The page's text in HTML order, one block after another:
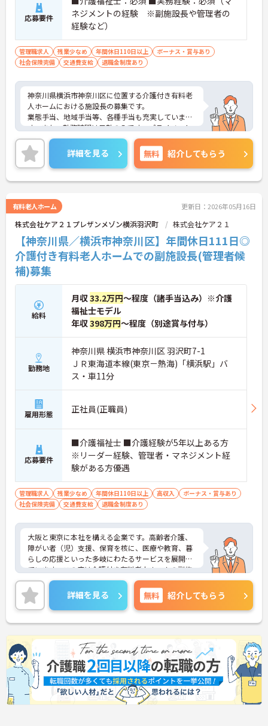
応募要件
ネジメントの経験 ※副施設長や管理者の
経験など）
管理職求人 残業少なめ 年間休日110日以上
ボーナス・賞与あり
社会保険完備
交通費支給 退職金制度あり
神奈川県横浜市神奈川区に位置する介護付き有料老
人ホームにおける施設長の募集です。
業態手当、地域手当等、各種手当も充実していま
す。また、勤務時間は日勤のみです。プライベート
とのメリハリのある働き方が可能です。
ご興味のある方には、面接対策ポイントなど、さら
に詳細をお話しいたしますのでお気軽にご相談くだ
さい！
詳細を見る 無料 紹介してもらう
有料老人ホーム 更新日：2026年05月16日
株式会社ケア２１プレザンメゾン横浜羽沢町 株式会社ケア２１
【神奈川県／横浜市神奈川区】年間休日111日◎
介護付き有料老人ホームでの副施設長(管理者候
補)募集
給料
月収33.2万円～程度（諸手当込み）※介護
福祉士モデル
年収398万円～程度（別途賞与付与）
勤務地
神奈川県 横浜市神奈川区 羽沢町7-1
ＪＲ東海道本線(東京－熱海)「横浜駅」バ
ス・車11分
雇用形態 正社員(正職員)
応募要件
■介護福祉士 ■介護経験が5年以上ある方
※リーダー経験、管理者・マネジメント経
験がある方優遇
管理職求人 残業少なめ 年間休日110日以上 高収入
ボーナス・賞与あり
社会保険完備
交通費支給 退職金制度あり
大阪と東京に本社を構える企業です。高齢者介護、
障がい者（児）支援、保育を核に、医療や教育、暮
らしの応援といった多岐にわたるサービスを展開し
ています。この度は介護付き有料老人ホームの副施
設長として幅広い業務をお任せいたします。これま
でのご経験を活かして即戦力としてご活躍いただき
ます。ご利用者様はもちろん、従業員も活き活きと
働ける環境をつくりませんか？
ご興味ある方には、面接対策ポイントなど、さらに
詳細をお話しいたしますのでお気軽にご相談くださ
い！
詳細を見る 無料 紹介してもらう